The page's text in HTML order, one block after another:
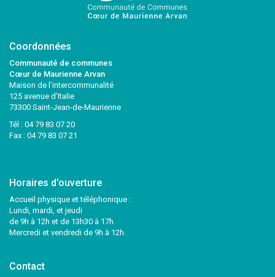
Coordonnées
Communauté de communes
Cœur de Maurienne Arvan
Maison de l’intercommunalité
125 avenue d’Italie
73300 Saint-Jean-de-Maurienne
Tél : 04 79 83 07 20
Fax : 04 79 83 07 21
Horaires d'ouverture
Accueil physique et téléphonique :
Lundi, mardi, et jeudi
de 9h à 12h et de 13h30 à 17h.
Mercredi et vendredi de 9h à 12h.
Contact